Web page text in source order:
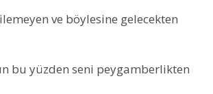
ve böylesine gelecekten
bu yüzden seni peygamberlikten